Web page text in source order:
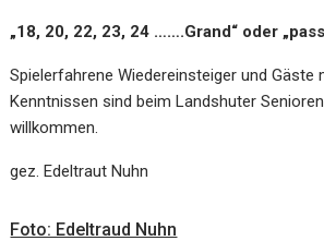
„18, 20, 22, 23, 24 …….Grand“ oder
Spielerfahrene Wiedereinsteiger und Gäste
Kenntnissen sind beim Landshuter
willkommen.
gez. Edeltraut Nuhn
Foto: Edeltraud Nuhn